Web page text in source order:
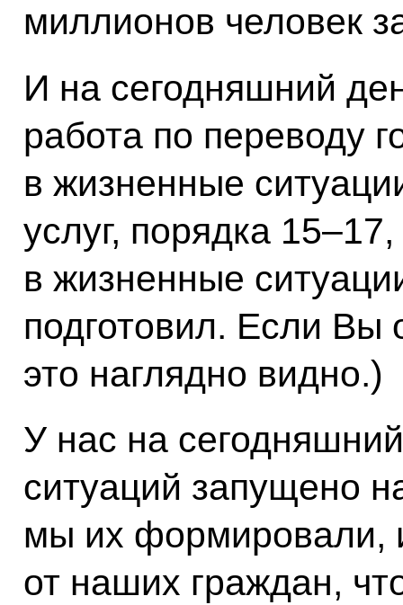
миллионов человек
И на сегодняшний
работа по переводу
в жизненные
услуг, порядка
в жизненные
подготовил. Если Вы
это наглядно видно.)
У нас на
ситуаций запущено
мы их формировали,
от наших граждан,